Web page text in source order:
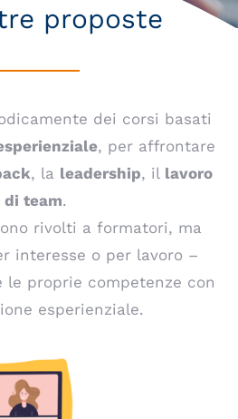
proposte
dei corsi basati
, per affrontare
, la leadership, il lavoro
di team.
rivolti a formatori, ma
interesse o per lavoro –
le proprie competenze con
esperienziale.